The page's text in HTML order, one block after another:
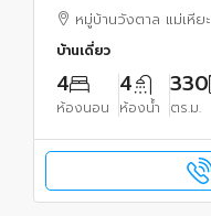
หมู่บ้านวังตาล แม่เหียะ
บ้านเดี่ยว
4
ห้องนอน
4
ห้องน้ำ
330
ตร.ม.